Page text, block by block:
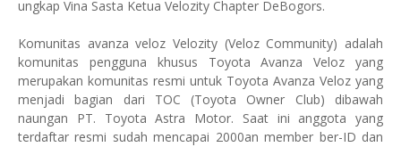
ungkap Vina Sasta Ketua Velozity Chapter DeBogors.
Komunitas avanza veloz Velozity (Veloz Community) adalah
komunitas pengguna khusus Toyota Avanza Veloz yang
merupakan komunitas resmi untuk Toyota Avanza Veloz yang
menjadi bagian dari TOC (Toyota Owner Club) dibawah
naungan PT. Toyota Astra Motor. Saat ini anggota yang
terdaftar resmi sudah mencapai 2000an member ber-ID dan